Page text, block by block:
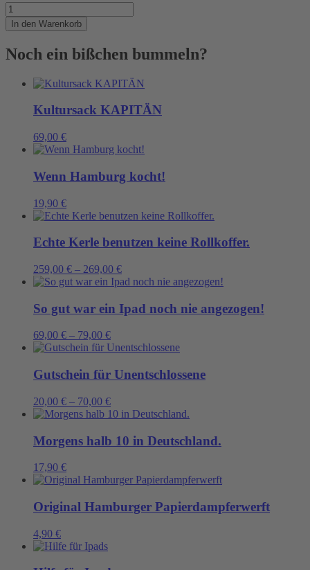
PALME
Menge
In den Warenkorb
Noch ein bißchen bummeln?
Kultursack KAPITÄN
69,00 €
Wenn Hamburg kocht!
19,90 €
Echte Kerle benutzen keine Rollkoffer.
259,00 € – 269,00 €
So gut war ein Ipad noch nie angezogen!
69,00 € – 79,00 €
Gutschein für Unentschlossene
20,00 € – 70,00 €
Morgens halb 10 in Deutschland.
17,90 €
Original Hamburger Papierdampferwerft
4,90 €